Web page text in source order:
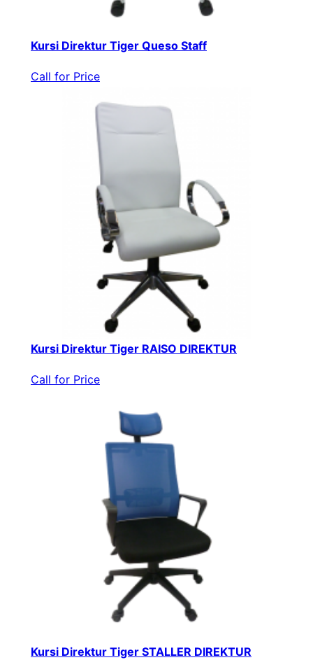
Kursi Direktur Tiger Queso Staff
Call for Price
Kursi Direktur Tiger RAISO DIREKTUR
Call for Price
Kursi Direktur Tiger STALLER DIREKTUR